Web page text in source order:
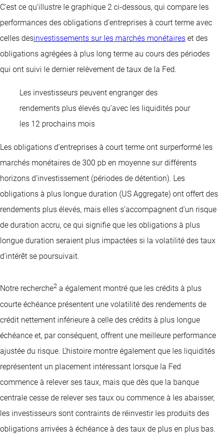
C’est ce qu’illustre le graphique 2 ci-dessous, qui compare les
performances des obligations d’entreprises à court terme avec
celles desinvestissements sur les marchés monétaires et des
obligations agrégées à plus long terme au cours des périodes
qui ont suivi le dernier relèvement de taux de la Fed.
Les investisseurs peuvent engranger des
rendements plus élevés qu’avec les liquidités pour
les 12 prochains mois
Les obligations d’entreprises à court terme ont surperformé les
marchés monétaires de 300 pb en moyenne sur différents
horizons d’investissement (périodes de détention). Les
obligations à plus longue duration (US Aggregate) ont offert des
rendements plus élevés, mais elles s’accompagnent d’un risque
de duration accru, ce qui signifie que les obligations à plus
longue duration seraient plus impactées si la volatilité des taux
d’intérêt se poursuivait.
Notre recherche2 a également montré que les crédits à plus
courte échéance présentent une volatilité des rendements de
crédit nettement inférieure à celle des crédits à plus longue
échéance et, par conséquent, offrent une meilleure performance
ajustée du risque. L’histoire montre également que les liquidités
représentent un placement intéressant lorsque la Fed
commence à relever ses taux, mais que dès que la banque
centrale cesse de relever ses taux ou commence à les abaisser,
les investisseurs sont contraints de réinvestir les produits des
obligations arrivées à échéance à des taux de plus en plus bas.